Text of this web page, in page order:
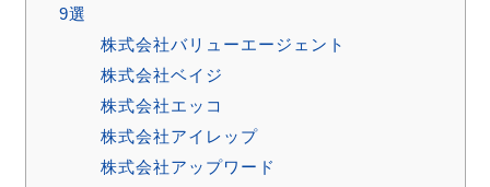
9選
株式会社バリューエージェント
株式会社ベイジ
株式会社エッコ
株式会社アイレップ
株式会社アップワード